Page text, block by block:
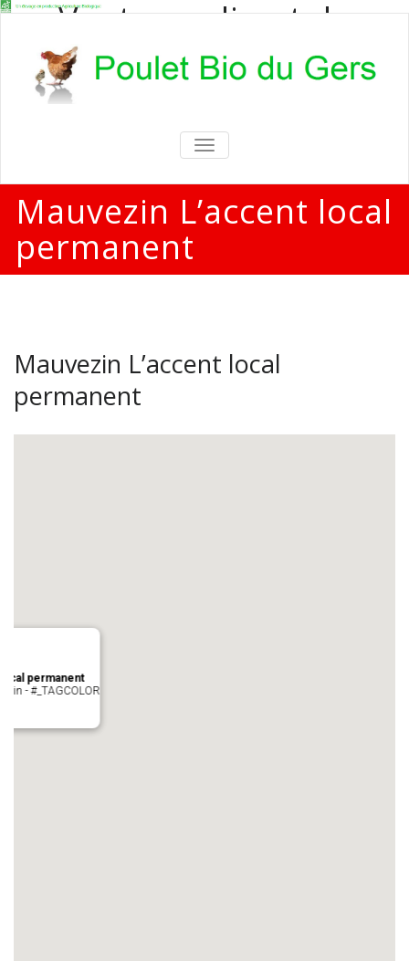
Vente en direct de
poulets bio
Vente en direct de poulets bio aux
particuliers et professionnels
TOGGLE
NAVIGATION
Mauvezin L’accent local
permanent
Mauvezin L’accent local
permanent
permanent
- #_TAGCOLOR